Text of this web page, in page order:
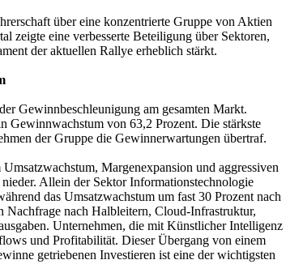
über eine konzentrierte Gruppe von Aktien
zeigte eine verbesserte Beteiligung über Sektoren,
der aktuellen Rallye erheblich stärkt.
Gewinnbeschleunigung am gesamten Markt.
Gewinnwachstum von 63,2 Prozent. Die stärkste
der Gruppe die Gewinnerwartungen übertraf.
Margenexpansion und aggressiven
Allein der Sektor Informationstechnologie
das Umsatzwachstum um fast 30 Prozent nach
Nachfrage nach Halbleitern, Cloud-Infrastruktur,
Unternehmen, die mit Künstlicher Intelligenz
und Profitabilität. Dieser Übergang von einem
getriebenen Investieren ist eine der wichtigsten